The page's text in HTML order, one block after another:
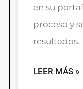
en su
proceso y
resultados.
LEER MÁS »